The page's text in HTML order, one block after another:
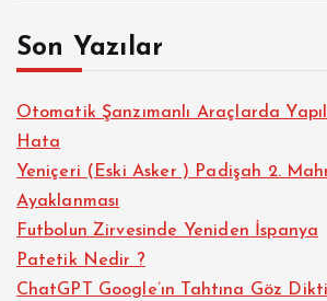
Son Yazılar
Otomatik Şanzımanlı Araçlarda
Hata
Yeniçeri (Eski Asker ) Padişah 2.
Ayaklanması
Futbolun Zirvesinde Yeniden İspanya
Patetik Nedir ?
ChatGPT Google’ın Tahtına Göz Dikti